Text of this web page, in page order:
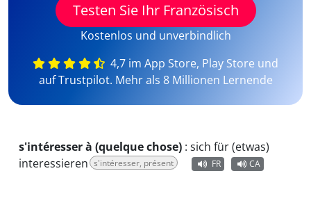
Testen Sie Ihr Französisch
Kostenlos und unverbindlich
4,7 im App Store, Play Store und
auf Trustpilot. Mehr als 8 Millionen Lernende
s'intéresser à (quelque chose) : sich für (etwas)
interessieren s'intéresser, présent FR CA